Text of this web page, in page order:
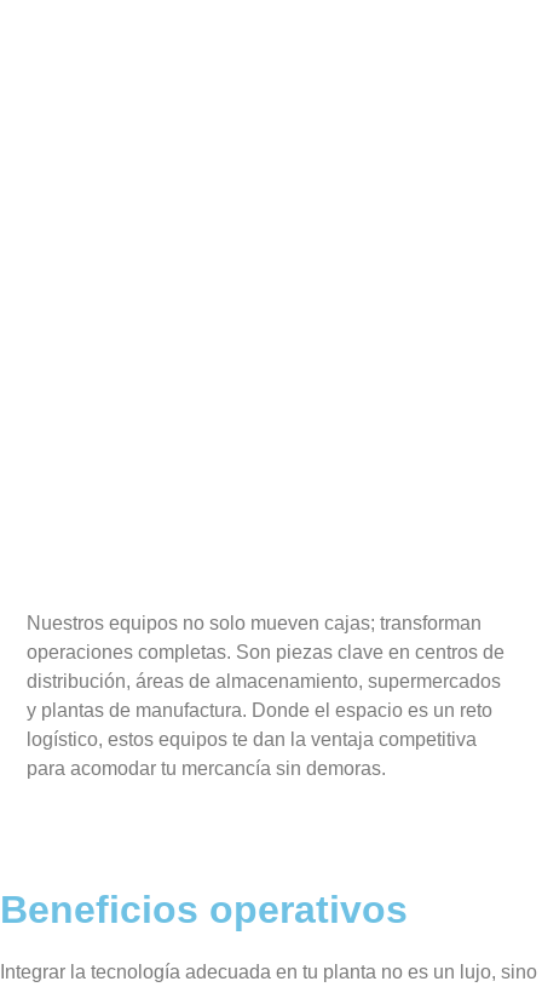
Nuestros equipos no solo mueven cajas; transforman
operaciones completas. Son piezas clave en centros de
distribución, áreas de almacenamiento, supermercados
y plantas de manufactura. Donde el espacio es un reto
logístico, estos equipos te dan la ventaja competitiva
para acomodar tu mercancía sin demoras.
Beneficios operativos
Integrar la tecnología adecuada en tu planta no es un lujo, sino